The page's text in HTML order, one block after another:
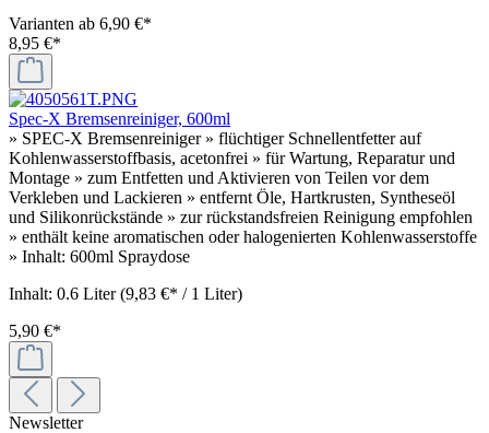
Varianten ab 6,90 €*
8,95 €*
Spec-X Bremsenreiniger, 600ml
» SPEC-X Bremsenreiniger » flüchtiger Schnellentfetter auf
Kohlenwasserstoffbasis, acetonfrei » für Wartung, Reparatur und
Montage » zum Entfetten und Aktivieren von Teilen vor dem
Verkleben und Lackieren » entfernt Öle, Hartkrusten, Syntheseöl
und Silikonrückstände » zur rückstandsfreien Reinigung empfohlen
» enthält keine aromatischen oder halogenierten Kohlenwasserstoffe
» Inhalt: 600ml Spraydose
Inhalt: 0.6 Liter(9,83 €* / 1 Liter)
5,90 €*
Newsletter